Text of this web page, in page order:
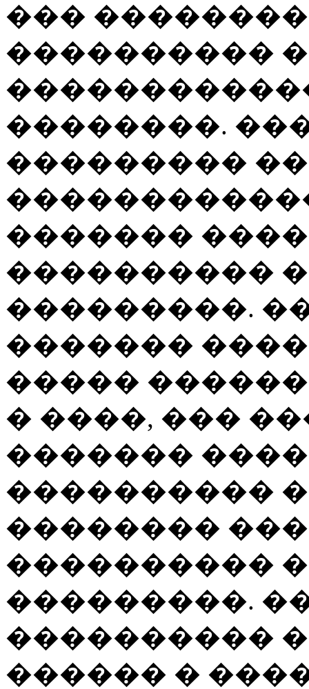
���
����������
��������.
���������
�������
����������
���������.
�������
�����
� ����, ���
�������
����������
��������
����������
���������.
����������
������ �